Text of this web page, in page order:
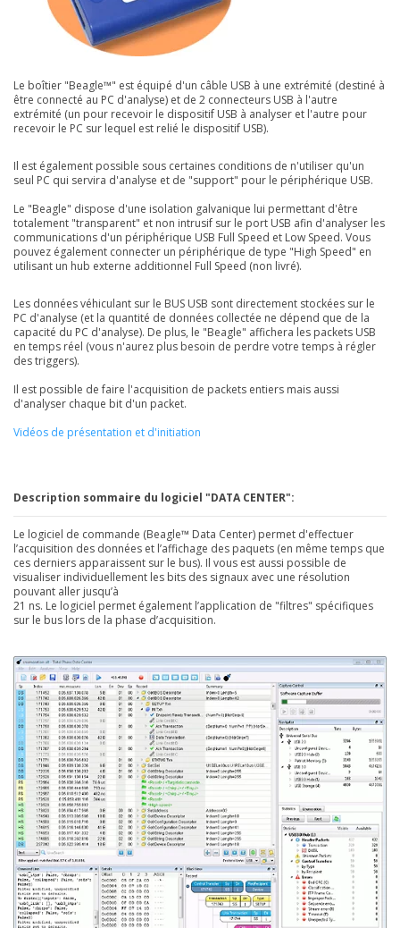
Le boîtier "Beagle™" est équipé d'un câble USB à une extrémité (destiné à
être connecté au PC d'analyse) et de 2 connecteurs USB à l'autre
extrémité (un pour recevoir le dispositif USB à analyser et l'autre pour
recevoir le PC sur lequel est relié le dispositif USB).
Il est également possible sous certaines conditions de n'utiliser qu'un
seul PC qui servira d'analyse et de "support" pour le périphérique USB.
Le "Beagle" dispose d'une isolation galvanique lui permettant d'être
totalement "transparent" et non intrusif sur le port USB afin d'analyser les
communications d'un périphérique USB Full Speed et Low Speed. Vous
pouvez également connecter un périphérique de type "High Speed" en
utilisant un hub externe additionnel Full Speed (non livré).
Les données véhiculant sur le BUS USB sont directement stockées sur le
PC d'analyse (et la quantité de données collectée ne dépend que de la
capacité du PC d'analyse). De plus, le "Beagle" affichera les packets USB
en temps réel (vous n'aurez plus besoin de perdre votre temps à régler
des triggers).
Il est possible de faire l'acquisition de packets entiers mais aussi
d'analyser chaque bit d'un packet.
Vidéos de présentation et d'initiation
Description sommaire du logiciel "DATA CENTER":
Le logiciel de commande (Beagle™ Data Center) permet d'effectuer
l’acquisition des données et l’affichage des paquets (en même temps que
ces derniers apparaissent sur le bus). Il vous est aussi possible de
visualiser individuellement les bits des signaux avec une résolution
pouvant aller jusqu’à
21 ns. Le logiciel permet également l’application de "filtres" spécifiques
sur le bus lors de la phase d’acquisition.